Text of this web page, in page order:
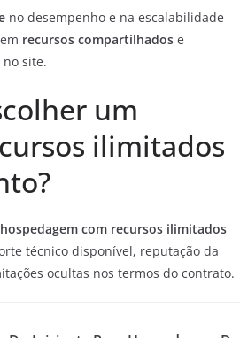
no desempenho e na escalabilidade
recursos compartilhados e
no site.
um
ilimitados
com recursos ilimitados
técnico disponível, reputação da
ocultas nos termos do contrato.